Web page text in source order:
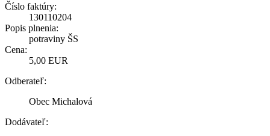
Číslo faktúry:
130110204
Popis plnenia:
potraviny ŠS
Cena:
5,00 EUR
Odberateľ:
Obec Michalová
Dodávateľ: